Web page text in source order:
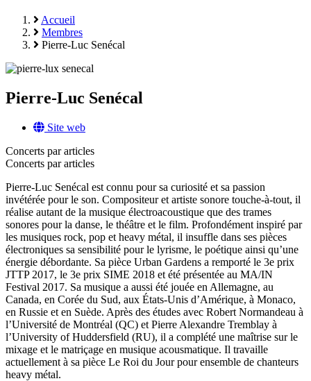
Accueil
Membres
Pierre-Luc Senécal
Pierre-Luc Senécal
Site web
Concerts par articles
Concerts par articles
Pierre-Luc Senécal est connu pour sa curiosité et sa passion
invétérée pour le son. Compositeur et artiste sonore touche-à-tout, il
réalise autant de la musique électroacoustique que des trames
sonores pour la danse, le théâtre et le film. Profondément inspiré par
les musiques rock, pop et heavy métal, il insuffle dans ses pièces
électroniques sa sensibilité pour le lyrisme, le poétique ainsi qu’une
énergie débordante. Sa pièce Urban Gardens a remporté le 3e prix
JTTP 2017, le 3e prix SIME 2018 et été présentée au MA/IN
Festival 2017. Sa musique a aussi été jouée en Allemagne, au
Canada, en Corée du Sud, aux États-Unis d’Amérique, à Monaco,
en Russie et en Suède. Après des études avec Robert Normandeau à
l’Université de Montréal (QC) et Pierre Alexandre Tremblay à
l’University of Huddersfield (RU), il a complété une maîtrise sur le
mixage et le matriçage en musique acousmatique. Il travaille
actuellement à sa pièce Le Roi du Jour pour ensemble de chanteurs
heavy métal.